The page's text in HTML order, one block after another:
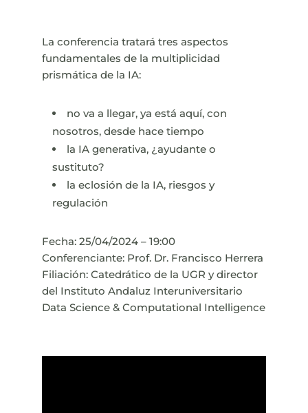
La conferencia tratará tres aspectos
fundamentales de la multiplicidad
prismática de la IA:
no va a llegar, ya está aquí, con
nosotros, desde hace tiempo
la IA generativa, ¿ayudante o
sustituto?
la eclosión de la IA, riesgos y
regulación
Fecha: 25/04/2024 – 19:00
Conferenciante: Prof. Dr. Francisco Herrera
Filiación: Catedrático de la UGR y director
del Instituto Andaluz Interuniversitario
Data Science & Computational Intelligence